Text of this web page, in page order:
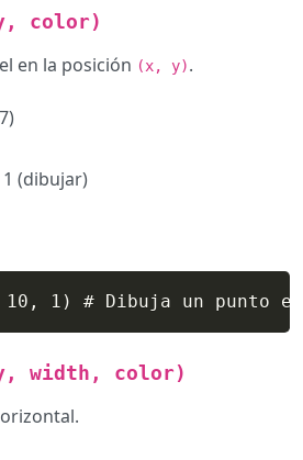
color)
en la posición (x, y).
(dibujar)
1) # Dibuja un punto
width, color)